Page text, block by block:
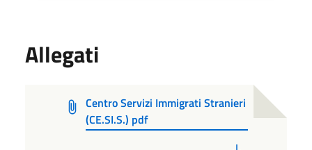
Allegati
Centro Servizi Immigrati Stranieri
(CE.SI.S.) pdf